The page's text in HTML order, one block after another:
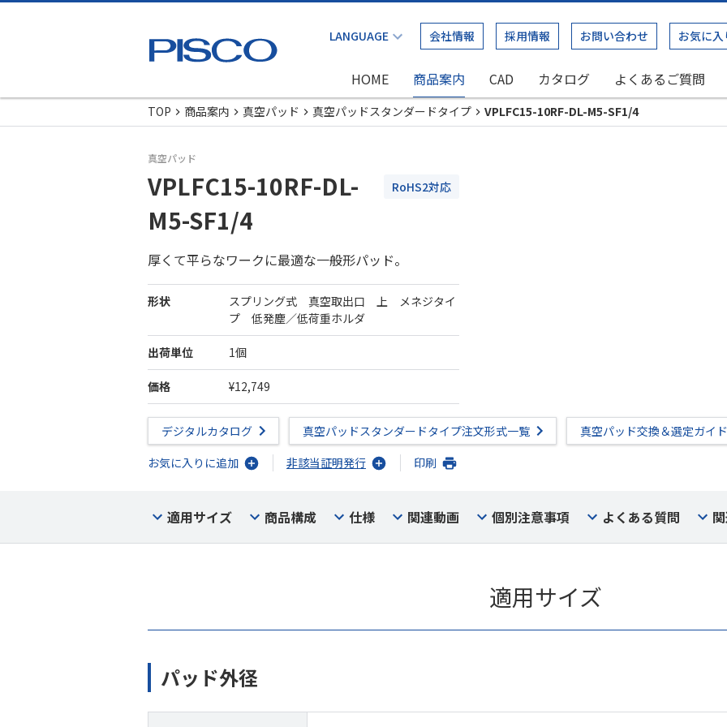
会社情報 採用情報 お問い合わせ お気に入
HOME 商品案内 CAD カタログ よくあるご質問
TOP
商品案内 真空パッド 真空パッドスタンダードタイプ VPLFC15-10RF-DL-M5-SF1/4
真空パッド
VPLFC15-10RF-DL-
M5-SF1/4
RoHS2対応
厚くて平らなワークに最適な一般形パッド。
形状
スプリング式 真空取出口 上 メネジタイ
プ 低発塵／低荷重ホルダ
出荷単位 1個
価格 ¥12,749
デジタルカタログ 真空パッドスタンダードタイプ注文形式一覧
真空パッド交換＆選定ガイド
お気に入りに追加
非該当証明発行 印刷
適用サイズ 商品構成 仕様 関連動画 個別注意事項 よくある質問
適用サイズ
パッド外径